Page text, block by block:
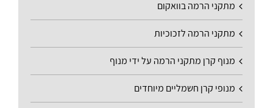
מתקני הרמה בוואקום
מתקני הרמה לזכוכיות
מנוף קרן מתקני הרמה על ידי מנוף
מנופי קרן חשמליים מיוחדים